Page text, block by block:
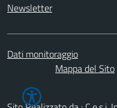
Newsletter
Dati monitoraggio
Mappa del Sito